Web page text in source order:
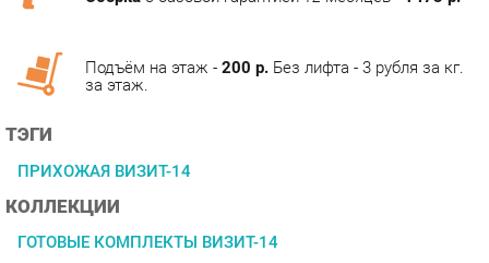
Подъём на этаж - 200 р.
ТЭГИ
КОЛЛЕКЦИИ
ГОТОВЫЕ КОМПЛЕКТЫ ВИЗИТ-14
ОПИСАНИЕ